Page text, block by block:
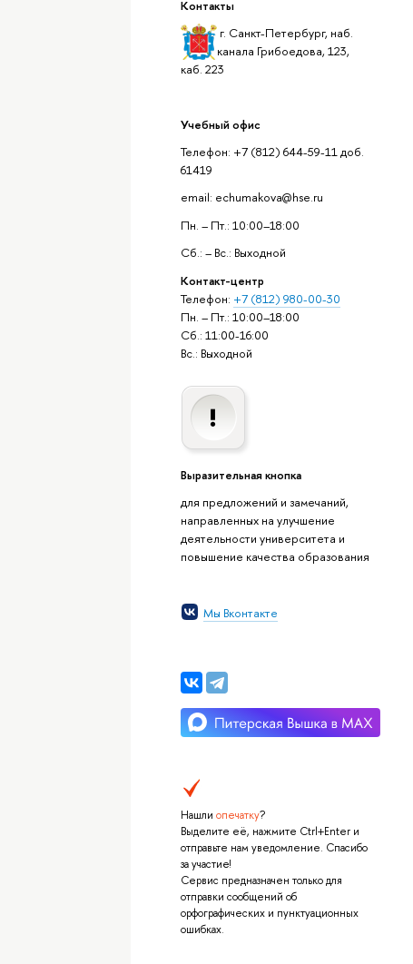
Контакты
г. Санкт-Петербург, наб.
канала Грибоедова, 123,
каб. 223
Учебный офис
Телефон: +7 (812) 644-59-11 доб.
61419
email: echumakova@hse.ru
Пн. – Пт.: 10:00–18:00
Сб.: – Вс.: Выходной
Контакт-центр
Телефон: +7 (812) 980-00-30
Пн. – Пт.: 10:00–18:00
Сб.: 11:00-16:00
Вс.: Выходной
Выразительная кнопка
для предложений и замечаний,
направленных на улучшение
деятельности университета и
повышение качества образования
Мы Вконтакте
Нашли опечатку?
Выделите её, нажмите Ctrl+Enter и
отправьте нам уведомление. Спасибо
за участие!
Сервис предназначен только для
отправки сообщений об
орфографических и пунктуационных
ошибках.